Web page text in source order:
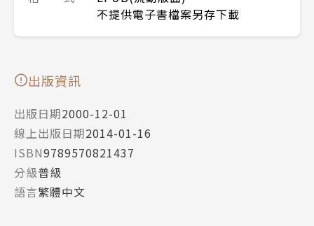
不提供電子書檔案另存下載
出版資訊
出版日期2000-12-01
線上出版日期2014-01-16
ISBN9789570821437
分級普級
語言繁體中文